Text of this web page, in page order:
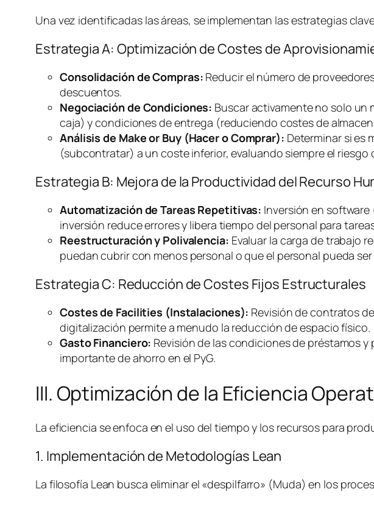
Una vez identificadas las áreas, se implementan las estrategias
Estrategia A: Optimización de Costes de
Consolidación de Compras: Reducir el número de
descuentos.
Negociación de Condiciones: Buscar activamente no solo un
caja) y condiciones de entrega (reduciendo costes de
Análisis de Make or Buy(Hacer o Comprar): Determinar si es
(subcontratar) a un coste inferior, evaluando siempre el riesgo
Estrategia B: Mejora de la Productividad del Recurso
Automatización de Tareas Repetitivas: Inversión en software
inversión reduce errores y libera tiempo del personal para
Reestructuración y Polivalencia: Evaluar la carga de trabajo
puedan cubrir con menos personal o que el personal pueda
Estrategia C: Reducción de Costes Fijos Estructurales
Costes de Facilities (Instalaciones): Revisión de contratos
digitalización permite a menudo la reducción de espacio físico.
Gasto Financiero: Revisión de las condiciones de préstamos
importante de ahorro en el PyG.
III. Optimización de la Eficiencia
La eficiencia se enfoca en el uso del tiempo y los recursos para
1. Implementación de Metodologías Lean
La filosofía Lean busca eliminar el «despilfarro» (Muda) en los